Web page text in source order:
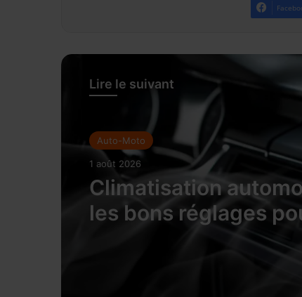
Lire le suivant
Auto-Moto
1 août 2026
Climatisation
les bons réglages
rafraîchir l’habitacle